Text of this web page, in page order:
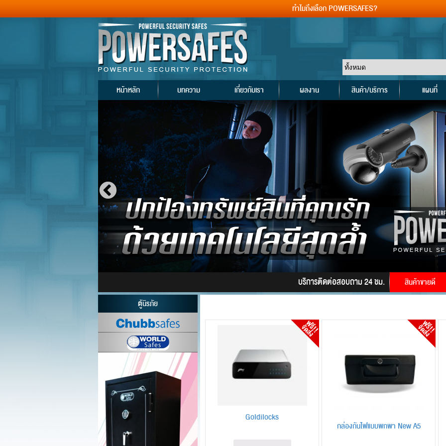
ทำไมถึงเลือก POWERSAFES?
หน้าหลัก บทความ เกี่ยวกับเรา ผลงาน สินค้า/บริการ แผนที่
บริการติดต่อสอบถาม 24 ชม. โทร. 085-9945628
สินค้าขายดี
ตู้นิรภัย
Goldilocks
กล่องกันไฟแบบพกพา New A5